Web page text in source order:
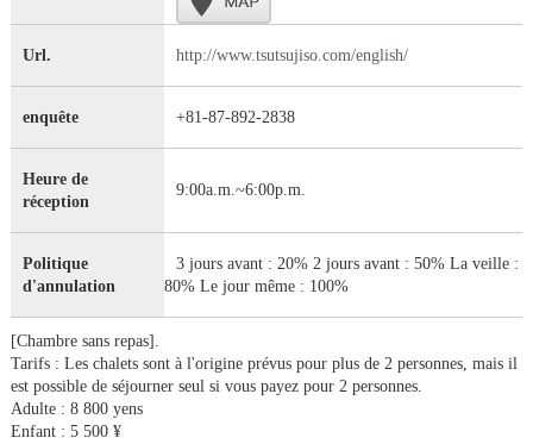
Url. http://www.tsutsujiso.com/english/
enquête +81-87-892-2838
Heure de
réception
9:00a.m.~6:00p.m.
Politique
d'annulation
3 jours avant : 20% 2 jours avant : 50% La veille :
80% Le jour même : 100%
[Chambre sans repas].
Tarifs : Les chalets sont à l'origine prévus pour plus de 2 personnes, mais il
est possible de séjourner seul si vous payez pour 2 personnes.
Adulte : 8 800 yens
Enfant : 5 500 ¥